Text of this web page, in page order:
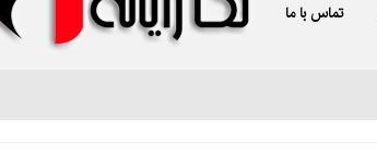
تماس با ما